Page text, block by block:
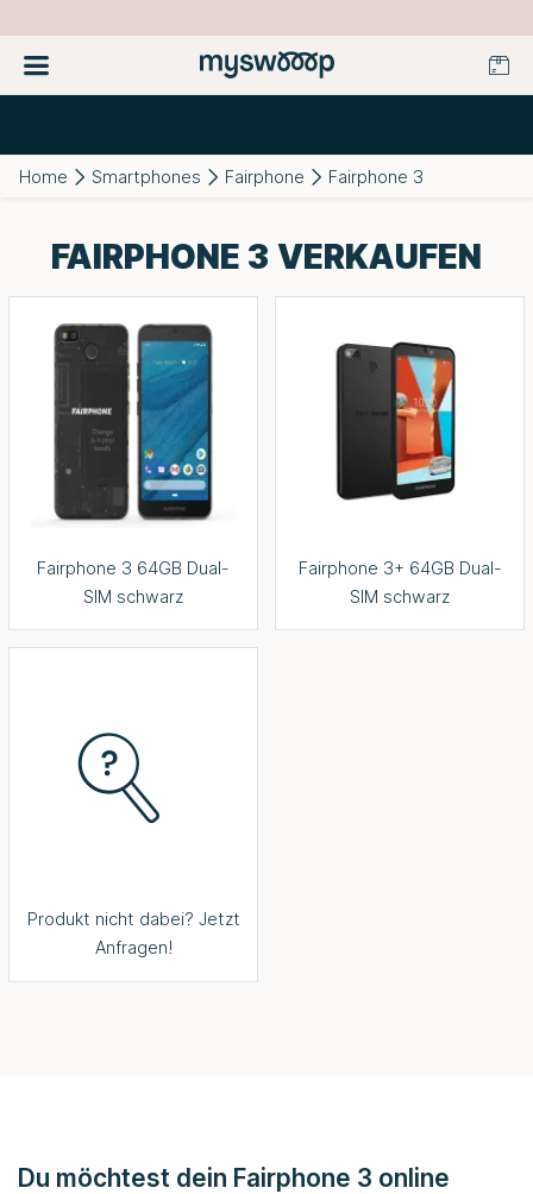
Home Smartphones Fairphone Fairphone 3
FAIRPHONE 3 VERKAUFEN
Fairphone 3 64GB Dual-
SIM schwarz
Fairphone 3+ 64GB Dual-
SIM schwarz
Produkt nicht dabei? Jetzt
Anfragen!
Du möchtest dein Fairphone 3 online